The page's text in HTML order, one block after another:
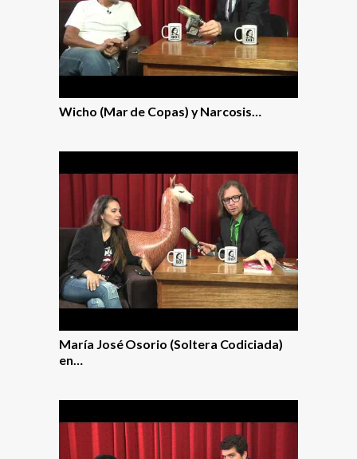
Wicho (Mar de Copas) y Narcosis…
María José Osorio (Soltera Codiciada)
en…